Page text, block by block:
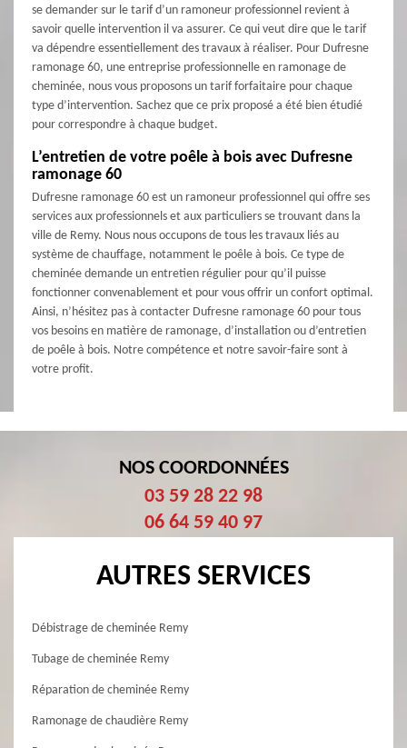
se demander sur le tarif d’un ramoneur professionnel revient à
savoir quelle intervention il va assurer. Ce qui veut dire que le tarif
va dépendre essentiellement des travaux à réaliser. Pour Dufresne
ramonage 60, une entreprise professionnelle en ramonage de
cheminée, nous vous proposons un tarif forfaitaire pour chaque
type d’intervention. Sachez que ce prix proposé a été bien étudié
pour correspondre à chaque budget.
L’entretien de votre poêle à bois avec Dufresne
ramonage 60
Dufresne ramonage 60 est un ramoneur professionnel qui offre ses
services aux professionnels et aux particuliers se trouvant dans la
ville de Remy. Nous nous occupons de tous les travaux liés au
système de chauffage, notamment le poêle à bois. Ce type de
cheminée demande un entretien régulier pour qu’il puisse
fonctionner convenablement et pour vous offrir un confort optimal.
Ainsi, n’hésitez pas à contacter Dufresne ramonage 60 pour tous
vos besoins en matière de ramonage, d’installation ou d’entretien
de poêle à bois. Notre compétence et notre savoir-faire sont à
votre profit.
NOS COORDONNÉES
03 59 28 22 98
06 64 59 40 97
AUTRES SERVICES
Débistrage de cheminée Remy
Tubage de cheminée Remy
Réparation de cheminée Remy
Ramonage de chaudière Remy